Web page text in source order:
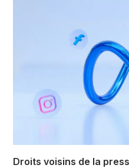
Droits voisins de la